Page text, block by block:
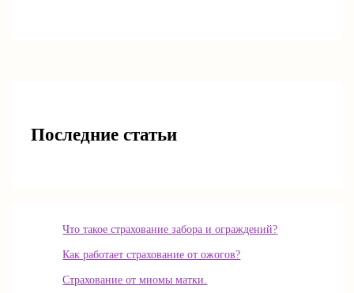
Последние статьи
Что такое страхование забора и ограждений?
Как работает страхование от ожогов?
Страхование от миомы матки.